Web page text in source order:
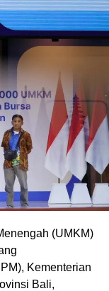
(UMKM)
Kementerian
Bali,